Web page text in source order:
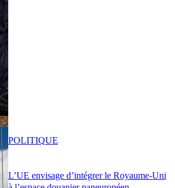
L’UE envisage d’intégrer le Royaume-Uni
POLITIQUE